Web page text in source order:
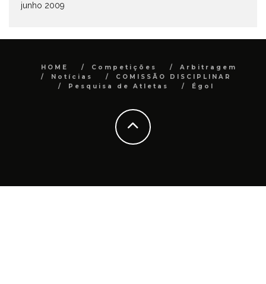
junho 2009
HOME Competições
Arbitragem
Notícias
COMISSÃO DISCIPLINAR
Pesquisa de Atletas
Égol